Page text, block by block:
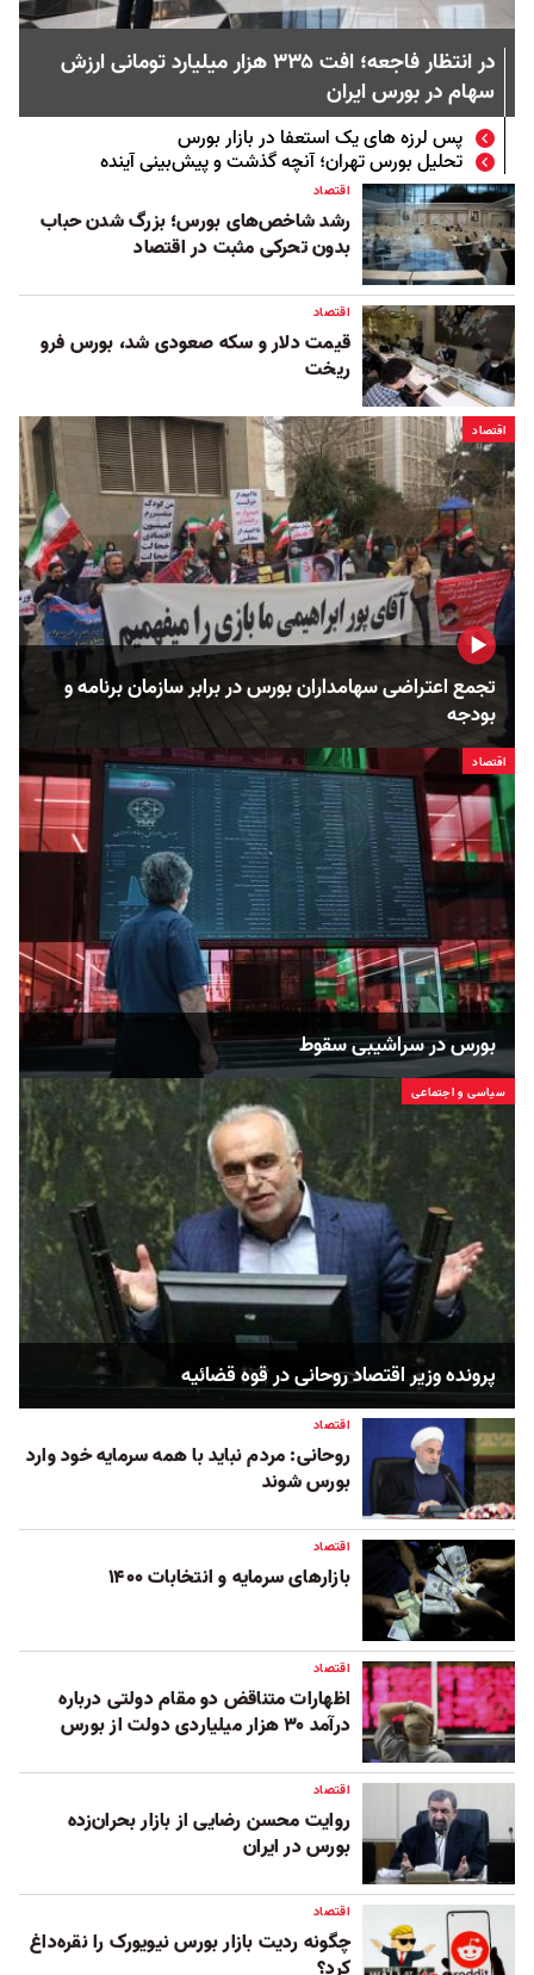
در انتظار فاجعه؛ افت ۳۳۵ هزار میلیارد تومانی ارزش
سهام در بورس ایران
پس لرزه های یک استعفا در بازار بورس
تحلیل بورس تهران؛ آنچه گذشت و پیش‌بینی آینده
اقتصاد
رشد شاخص‌های بورس؛ بزرگ شدن حباب
بدون تحرکی مثبت در اقتصاد
اقتصاد
قیمت دلار و سکه صعودی شد، بورس فرو
ریخت
اقتصاد
تجمع اعتراضی سهامداران بورس در برابر سازمان برنامه و
بودجه
اقتصاد
بورس در سراشیبی سقوط
سیاسی و اجتماعی
پرونده وزیر اقتصاد روحانی در قوه قضائیه
اقتصاد
روحانی: مردم نباید با همه سرمایه خود وارد
بورس شوند
اقتصاد
بازارهای سرمایه و انتخابات ۱۴۰۰
اقتصاد
اظهارات متناقض دو مقام دولتی درباره
درآمد ۳۰ هزار میلیاردی دولت از بورس
اقتصاد
روایت محسن رضایی از بازار بحران‌زده
بورس در ایران
اقتصاد
چگونه ردیت بازار بورس نیویورک را نقره‌داغ